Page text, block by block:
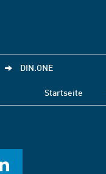
DIN.ONE
Startseite